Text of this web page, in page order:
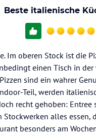
Beste italienische
Im oberen Stock ist die
einen Tisch in
sind ein wahrer
Teil, werden
recht gehoben: Entree
alles essen,
besonders am